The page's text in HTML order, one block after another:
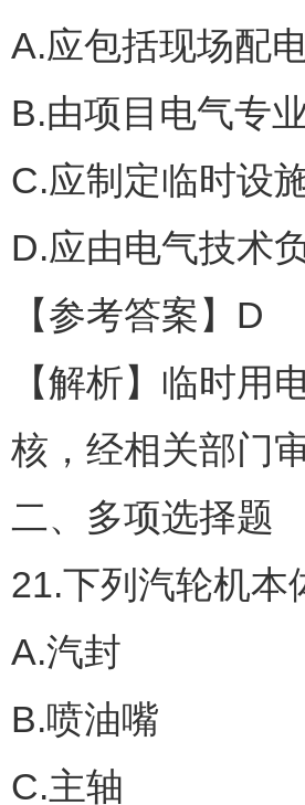
A.应包括现场配
B.由项目电气专
C.应制定临时设
D.应由电气技术
【参考答案】D
【解析】临时用
核，经相关部门
二、多项选择题
21.下列汽轮机本
A.汽封
B.喷油嘴
C.主轴